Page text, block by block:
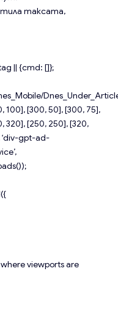
таксата,
|| {cmd: []};
100], [300, 50], [300, 75],
320], [250, 250], [320,
‘div-gpt-ad-
viewports are